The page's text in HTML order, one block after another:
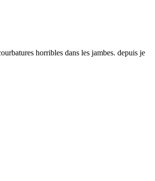
horribles dans les jambes. depuis je